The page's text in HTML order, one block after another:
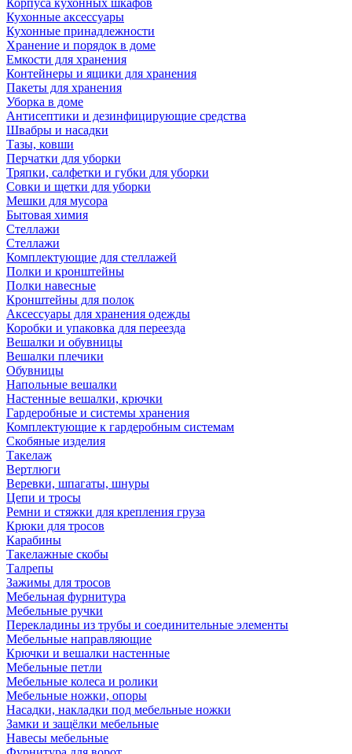
Корпуса кухонных шкафов
Кухонные аксессуары
Кухонные принадлежности
Хранение и порядок в доме
Емкости для хранения
Контейнеры и ящики для хранения
Пакеты для хранения
Уборка в доме
Антисептики и дезинфицирующие средства
Швабры и насадки
Тазы, ковши
Перчатки для уборки
Тряпки, салфетки и губки для уборки
Совки и щетки для уборки
Мешки для мусора
Бытовая химия
Стеллажи
Стеллажи
Комплектующие для стеллажей
Полки и кронштейны
Полки навесные
Кронштейны для полок
Аксессуары для хранения одежды
Коробки и упаковка для переезда
Вешалки и обувницы
Вешалки плечики
Обувницы
Напольные вешалки
Настенные вешалки, крючки
Гардеробные и системы хранения
Комплектующие к гардеробным системам
Скобяные изделия
Такелаж
Вертлюги
Веревки, шпагаты, шнуры
Цепи и тросы
Ремни и стяжки для крепления груза
Крюки для тросов
Карабины
Такелажные скобы
Талрепы
Зажимы для тросов
Мебельная фурнитура
Мебельные ручки
Перекладины из трубы и соединительные элементы
Мебельные направляющие
Крючки и вешалки настенные
Мебельные петли
Мебельные колеса и ролики
Мебельные ножки, опоры
Насадки, накладки под мебельные ножки
Замки и защёлки мебельные
Навесы мебельные